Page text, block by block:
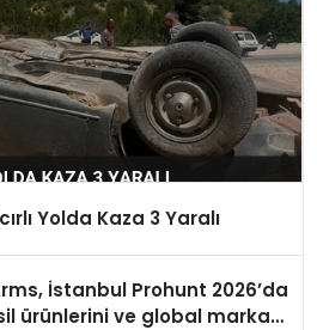
Yolda Kaza 3 Yaralı
İstanbul Prohunt 2026’da
ürünlerini ve global marka